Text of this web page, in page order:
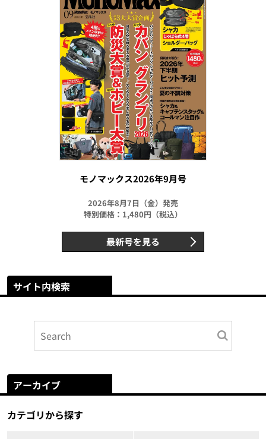
モノマックス2026年9月号
2026年8月7日（金）発売
特別価格：1,480円（税込）
最新号を見る
サイト内検索
アーカイブ
カテゴリから探す